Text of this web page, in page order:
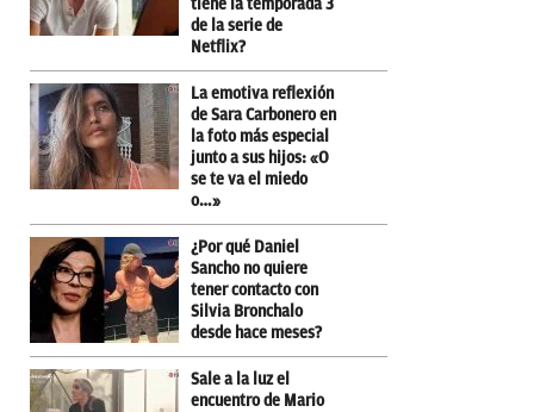
tiene la temporada 3
de la serie de
Netflix?
La emotiva reflexión
de Sara Carbonero en
la foto más especial
junto a sus hijos: «O
se te va el miedo
o…»
¿Por qué Daniel
Sancho no quiere
tener contacto con
Silvia Bronchalo
desde hace meses?
Sale a la luz el
encuentro de Mario